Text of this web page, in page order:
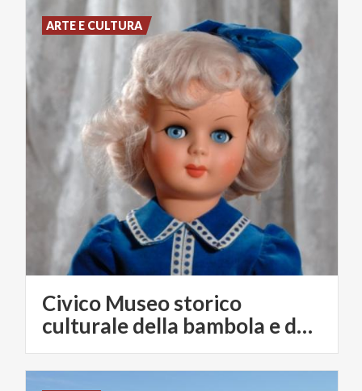
Civico Museo storico
culturale della bambola e del giocattolo
ARTE E CULTURA